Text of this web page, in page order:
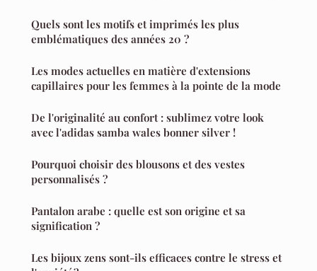
Quels sont les motifs et imprimés les plus
emblématiques des années 20 ?
Les modes actuelles en matière d'extensions
capillaires pour les femmes à la pointe de la mode
De l'originalité au confort : sublimez votre look
avec l'adidas samba wales bonner silver !
Pourquoi choisir des blousons et des vestes
personnalisés ?
Pantalon arabe : quelle est son origine et sa
signification ?
Les bijoux zens sont-ils efficaces contre le stress et